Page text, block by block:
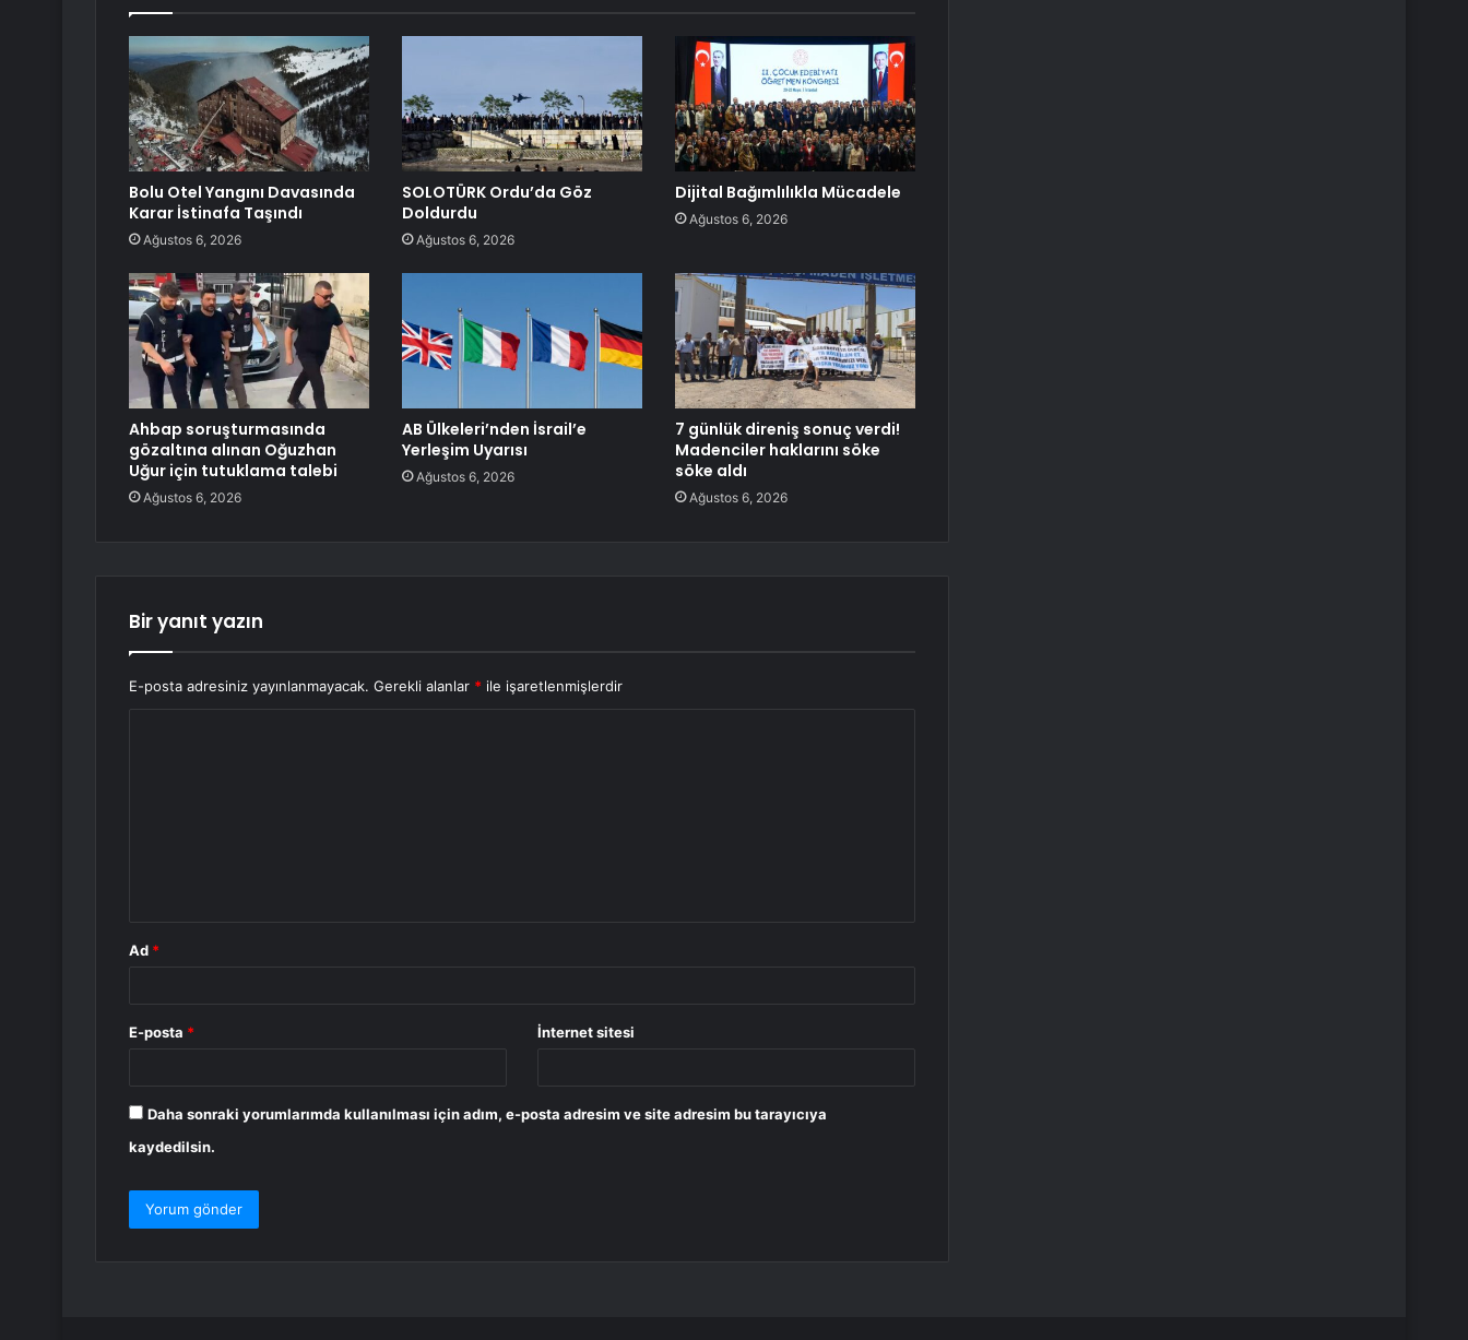
Bolu Otel Yangını Davasında
Karar İstinafa Taşındı
Ağustos 6, 2026
SOLOTÜRK Ordu’da Göz
Doldurdu
Ağustos 6, 2026
Dijital Bağımlılıkla Mücadele
Ağustos 6, 2026
Ahbap soruşturmasında
gözaltına alınan Oğuzhan
Uğur için tutuklama talebi
Ağustos 6, 2026
AB Ülkeleri’nden İsrail’e
Yerleşim Uyarısı
Ağustos 6, 2026
7 günlük direniş sonuç verdi!
Madenciler haklarını söke
söke aldı
Ağustos 6, 2026
Bir yanıt yazın
E-posta adresiniz yayınlanmayacak. Gerekli alanlar * ile işaretlenmişlerdir
Ad *
E-posta * İnternet sitesi
Daha sonraki yorumlarımda kullanılması için adım, e-posta adresim ve site adresim bu tarayıcıya
kaydedilsin.